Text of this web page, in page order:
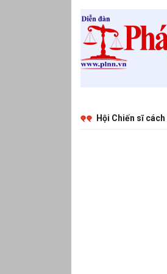
Hội Chiến sĩ cách mạng bị địch bắt tù đày TP.HCM về nguồn, trồng “Vườn cây Đại đoàn kết” tại Côn Đảo